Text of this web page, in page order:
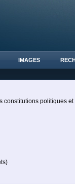
IMAGES
constitutions politiques